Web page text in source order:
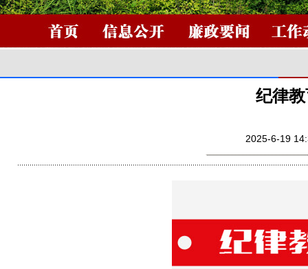
纪律
2025-6-19